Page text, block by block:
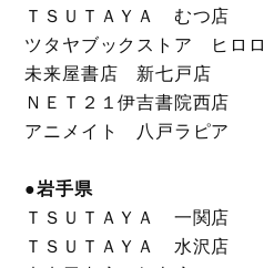
ＴＳＵＴＡＹＡ むつ店
ツタヤブックストア ヒロロ
未来屋書店 新七戸店
ＮＥＴ２１伊吉書院西店
アニメイト 八戸ラピア
●岩手県
ＴＳＵＴＡＹＡ 一関店
ＴＳＵＴＡＹＡ 水沢店